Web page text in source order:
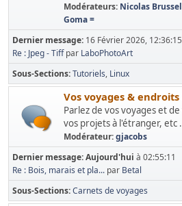
Modérateurs: Nicolas
Goma =
Dernier message: 16 Février 2026, 12:36:15
Re : Jpeg - Tiffpar LaboPhotoArt
Sous-Sections Tutoriels Linux
Vos voyages &
Parlez de vos voyages et
vos projets à l'étranger, etc
Modérateur:gjacobs
Dernier message:Aujourd'hui à 02:55:11
Re : Bois, marais et pla... par Betal
Sous-Sections Carnets de voyages